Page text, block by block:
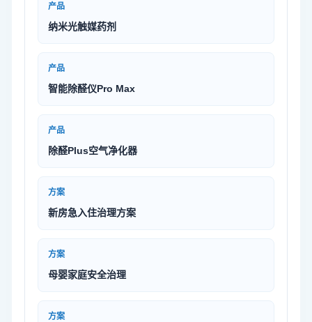
产品
纳米光触媒药剂
产品
智能除醛仪Pro Max
产品
除醛Plus空气净化器
方案
新房急入住治理方案
方案
母婴家庭安全治理
方案